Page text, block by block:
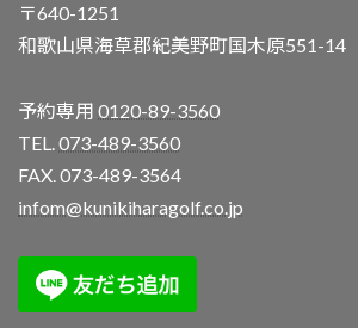
〒640-1251
和歌山県海草郡紀美野町国木原551-14
予約専用 0120-89-3560
TEL.073-489-3560
FAX. 073-489-3564
infom@kunikiharagolf.co.jp